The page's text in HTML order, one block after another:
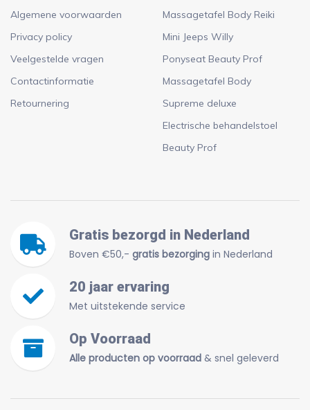
Algemene voorwaarden
Privacy policy
Veelgestelde vragen
Contactinformatie
Retournering
Massagetafel Body Reiki
Mini Jeeps Willy
Ponyseat Beauty Prof
Massagetafel Body
Supreme deluxe
Electrische behandelstoel
Beauty Prof
Gratis bezorgd in Nederland
Boven €50,- gratis bezorging in Nederland
20 jaar ervaring
Met uitstekende service
Op Voorraad
Alle producten op voorraad & snel geleverd